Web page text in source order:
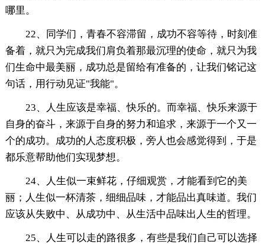
哪里。
22、同学们，青春不容滞留，成功不容等待，时刻准
备着，就只为完成我们肩负着那最沉理的使命，就只为我
们生命中最美丽，成功总是留给有准备的，让我们铭记这
句话，用行动见证"我能"。
23、人生应该是幸福、快乐的。而幸福、快乐来源于
自身的奋斗，来源于自身的努力和追求，来源于一个又一
个的成功。成功的人态度积极，旁人也会感觉得到，于是
都乐意帮助他们实现梦想。
24、人生似一束鲜花，仔细观赏，才能看到它的美
丽；人生似一杯清茶，细细品味，才能品出真味道。我们
应该从失败中、从成功中、从生活中品味出人生的哲理。
25、人生可以走的路很多，有些是我们自己可以选择